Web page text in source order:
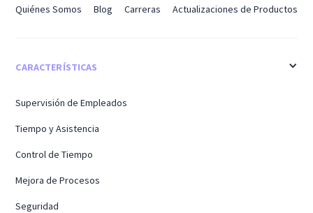
Quiénes Somos Blog Carreras Actualizaciones de Productos
CARACTERÍSTICAS
Supervisión de Empleados
Tiempo y Asistencia
Control de Tiempo
Mejora de Procesos
Seguridad